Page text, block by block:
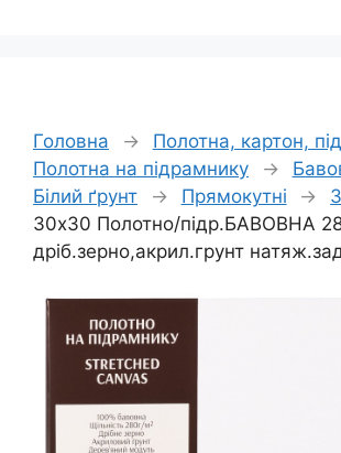
Головна → Полотна, картон,
Полотна на підрамнику
→
Білий ґрунт
→ Прямокутні →
30х30 Полотно/підр.БАВОВНА
дріб.зерно,акрил.грунт